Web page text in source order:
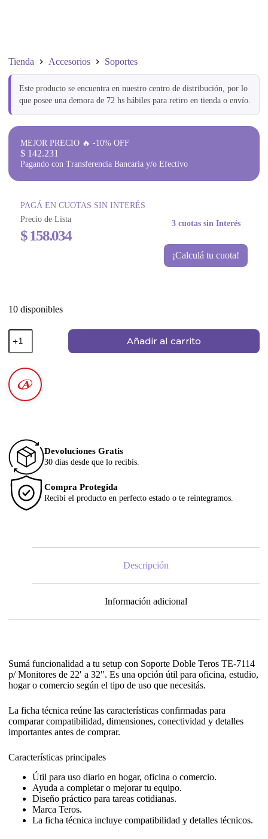
Tienda Accesorios Soportes
Este producto se encuentra en nuestro centro de distribución, por lo
que posee una demora de 72 hs hábiles para retiro en tienda o envío.
MEJOR PRECIO 🔥 -10% OFF
$ 142.231
Pagando con Transferencia Bancaria y/o Efectivo
PAGÁ EN CUOTAS SIN INTERÉS
Precio de Lista
$158.034
3 cuotas sin Interés
¡Calculá tu cuota!
10 disponibles
Añadir al carrito
Devoluciones Gratis
30 días desde que lo recibís.
Compra Protegida
Recibí el producto en perfecto estado o te reintegramos.
Descripción
Información adicional
Sumá funcionalidad a tu setup con Soporte Doble Teros TE-7114
p/ Monitores de 22′ a 32". Es una opción útil para oficina, estudio,
hogar o comercio según el tipo de uso que necesitás.
La ficha técnica reúne las características confirmadas para
comparar compatibilidad, dimensiones, conectividad y detalles
importantes antes de comprar.
Características principales
Útil para uso diario en hogar, oficina o comercio.
Ayuda a completar o mejorar tu equipo.
Diseño práctico para tareas cotidianas.
Marca Teros.
La ficha técnica incluye compatibilidad y detalles técnicos.